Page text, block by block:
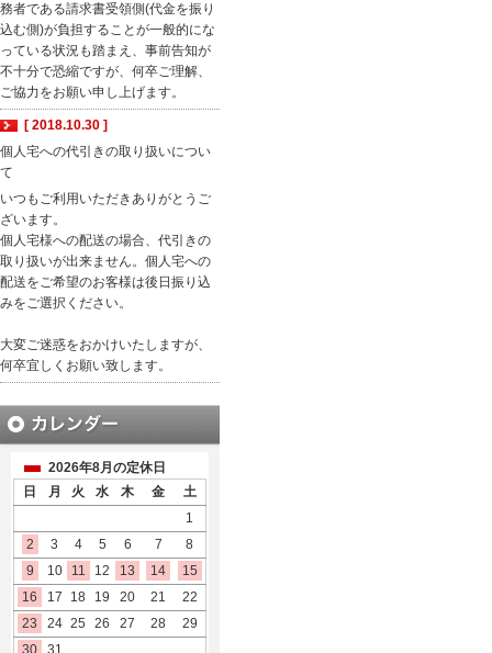
務者である請求書受領側(代金を振り
込む側)が負担することが一般的にな
っている状況も踏まえ、事前告知が
不十分で恐縮ですが、何卒ご理解、
ご協力をお願い申し上げます。
[ 2018.10.30 ]
個人宅への代引きの取り扱いについ
て
いつもご利用いただきありがとうご
ざいます。
個人宅様への配送の場合、代引きの
取り扱いが出来ません。個人宅への
配送をご希望のお客様は後日振り込
みをご選択ください。
大変ご迷惑をおかけいたしますが、
何卒宜しくお願い致します。
2026年8月の定休日
日
月 火 水 木 金
土
1
2
3 4 5 6 7
8
9
10 11 12 13 14
15
16
17 18 19 20 21
22
23
24 25 26 27 28
29